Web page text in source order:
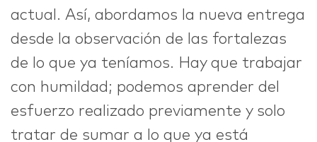
actual. Así, abordamos la nueva entrega
desde la observación de las fortalezas
de lo que ya teníamos. Hay que trabajar
con humildad; podemos aprender del
esfuerzo realizado previamente y solo
tratar de sumar a lo que ya está